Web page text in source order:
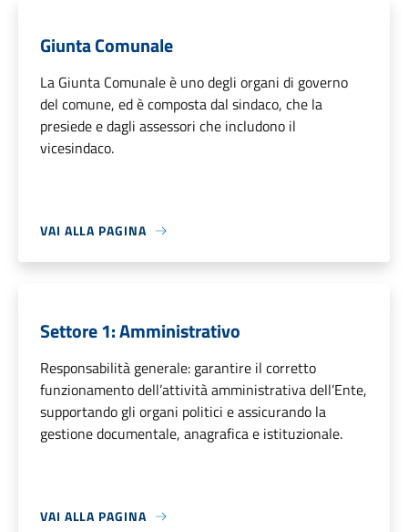
Giunta Comunale
La Giunta Comunale è uno degli organi di governo
del comune, ed è composta dal sindaco, che la
presiede e dagli assessori che includono il
vicesindaco.
VAI ALLA PAGINA
Settore 1: Amministrativo
Responsabilità generale: garantire il corretto
funzionamento dell’attività amministrativa dell’Ente,
supportando gli organi politici e assicurando la
gestione documentale, anagrafica e istituzionale.
VAI ALLA PAGINA